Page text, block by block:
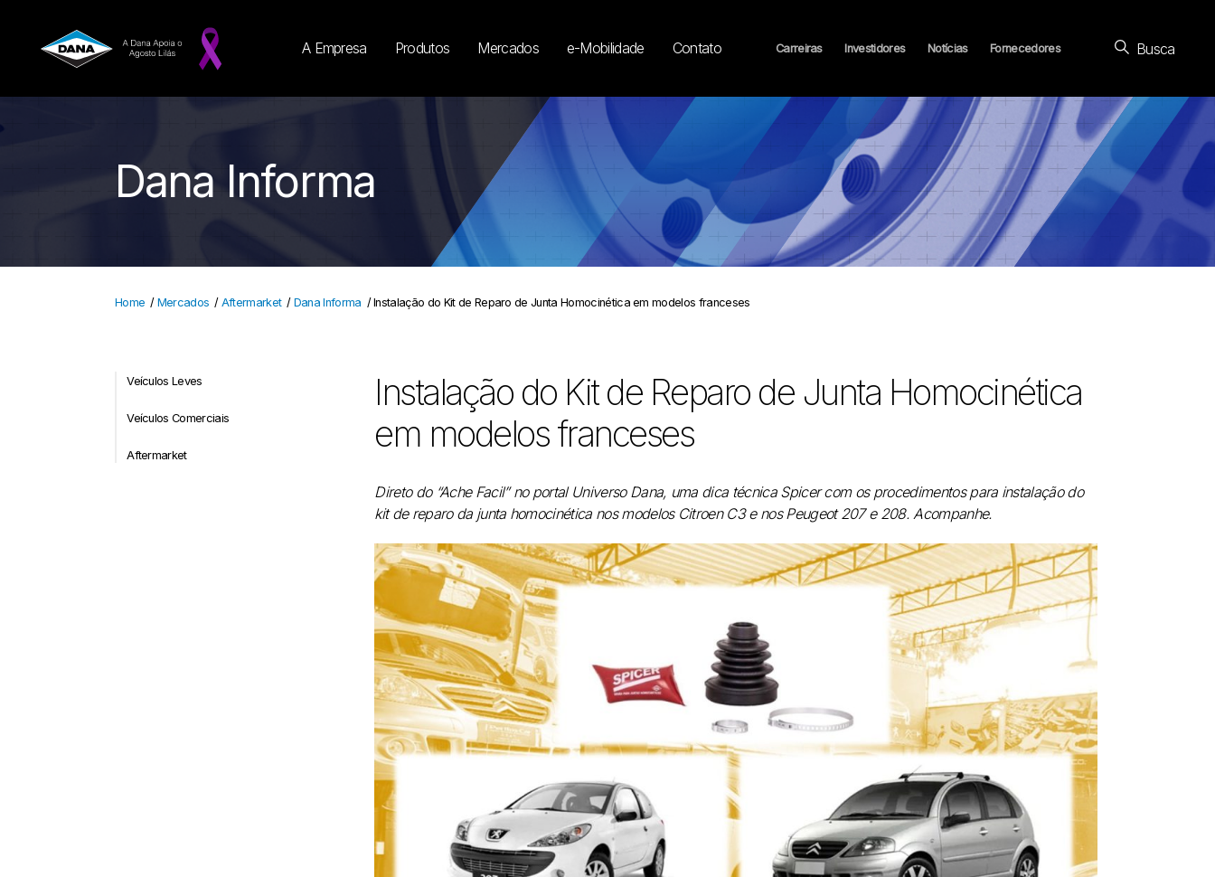
A Empresa Produtos Mercados e-Mobilidade Contato Carreiras Investidores Notícias Fornecedores Busca
Dana Informa
Home / Mercados / Aftermarket / Dana Informa /Instalação do Kit de Reparo de Junta Homocinética em modelos franceses
Veículos Leves
Veículos Comerciais
Aftermarket
Instalação do Kit de Reparo de Junta Homocinética
em modelos franceses
Direto do “Ache Facil” no portal Universo Dana, uma dica técnica Spicer com os procedimentos para instalação do
kit de reparo da junta homocinética nos modelos Citroen C3 e nos Peugeot 207 e 208. Acompanhe.